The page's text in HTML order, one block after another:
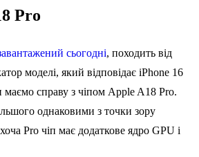
Pro
сьогодні, походить від
моделі, який відповідає iPhone 16
справу з чіпом Apple A18 Pro.
однаковими з точки зору
Pro чіп має додаткове ядро GPU і